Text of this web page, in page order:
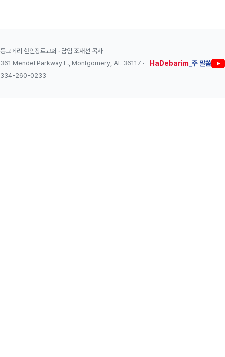
몽고메리 한인장로교회 · 담임 조재선 목사
361 Mendel Parkway E., Montgomery, AL 36117 ·
334-260-0233
HaDebarim _주 말씀